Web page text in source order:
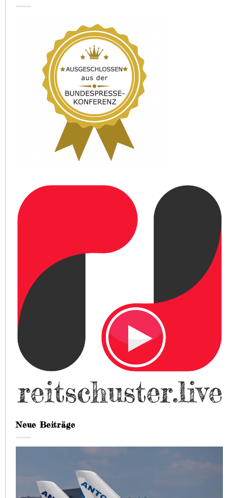
Neue Beiträge